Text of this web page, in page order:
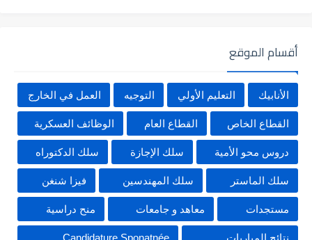
أقسام الموقع
الأنابيك التعليم الأولي التوجيه العمل في الخارج
القطاع الخاص القطاع العام الوظائف العسكرية
دروس محو الأمية سلك الإجازة سلك الدكتوراه
سلك الماستر سلك المهندسين فيزا شنغن
مستجدات معاهد و جامعات منح دراسية
نتائج المباريات Candidature Sponatnée